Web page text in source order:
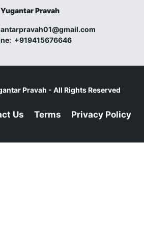
Yugantar Pravah
+919415676646
Pravah - All Rights Reserved
Us Terms Privacy Policy